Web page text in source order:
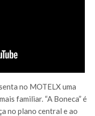
no MOTELX uma
familiar. “A Boneca” é
no plano central e ao